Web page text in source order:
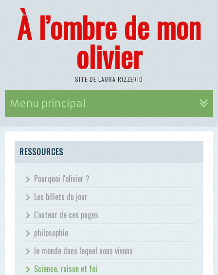
À l’ombre de mon
olivier
SITE DE LAURA RIZZERIO
Menu principal
RESSOURCES
Pourquoi l'olivier ?
Les billets du jour
L'auteur de ces pages
philosophie
le monde dans lequel nous vivons
Science, raison et foi